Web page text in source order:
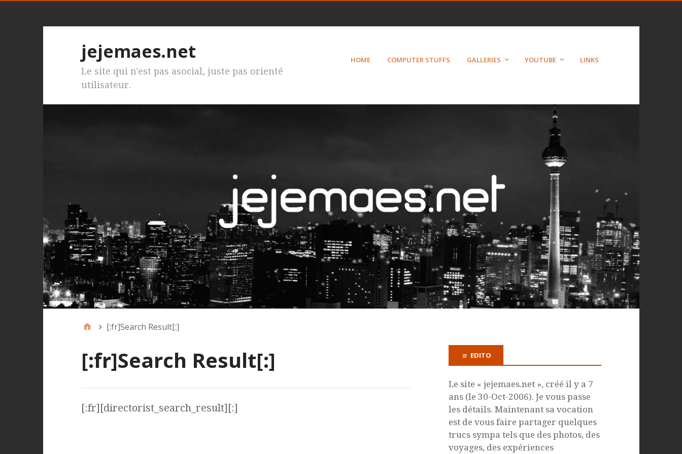
jejemaes.net
Le site qui n'est pas asocial, juste pas orienté
utilisateur.
HOME COMPUTER STUFFS GALLERIES YOUTUBE LINKS
[:fr]Search Result[:]
[:fr]Search Result[:]
[:fr][directorist_search_result][:]
EDITO
Le site « jejemaes.net », créé il y a 7
ans (le 30-Oct-2006). Je vous passe
les détails. Maintenant sa vocation
est de vous faire partager quelques
trucs sympa tels que des photos, des
voyages, des expériences